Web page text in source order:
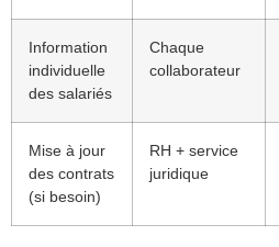
Information
individuelle
des salariés
Chaque
collaborateur
Mise à jour
des contrats
(si besoin)
RH + service
juridique